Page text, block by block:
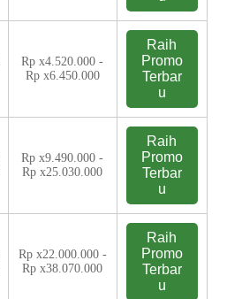
Rp x4.520.000 -
Rp x6.450.000
Raih
Promo
Terbar
u
Rp x9.490.000 -
Rp x25.030.000
Raih
Promo
Terbar
u
Rp x22.000.000 -
Rp x38.070.000
Raih
Promo
Terbar
u